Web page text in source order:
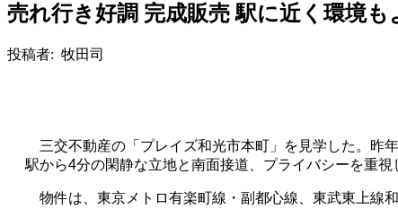
売れ行き好調 完成販売 駅に近く環境も
投稿者: 牧田司
三交不動産の「プレイズ和光市本町」を見学した。昨
駅から4分の閑静な立地と南面接道、プライバシーを重
物件は、東京メトロ有楽町線・副都心線、東武東上線